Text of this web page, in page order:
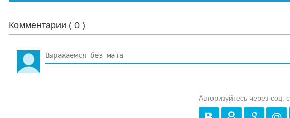
Комментарии ( 0 )
Авторизуйтесь через соц.